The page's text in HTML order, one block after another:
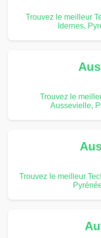
Trouvez le meilleur
Idernes,
Trouvez le
Aussevielle,
Trouvez le meilleur